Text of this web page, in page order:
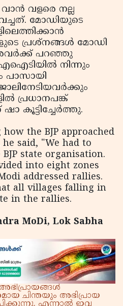
വളരെ നല്ല
മോഡിയുടെ
പ്രശ്‌നങ്ങള്‍ മോഡി
പറഞ്ഞു
നിന്നും
പ്രധാനപങ്ക്
കൂട്ടിച്ചേര്‍ത്തു.
the BJP approached
said, "We had to
state organisation.
into eight zones
addressed rallies.
all villages falling in
in the rallies.
MoDi, Lok Sabha
ചിന്തയും അഭിപ്രായ
എന്നാൽ ഇവ